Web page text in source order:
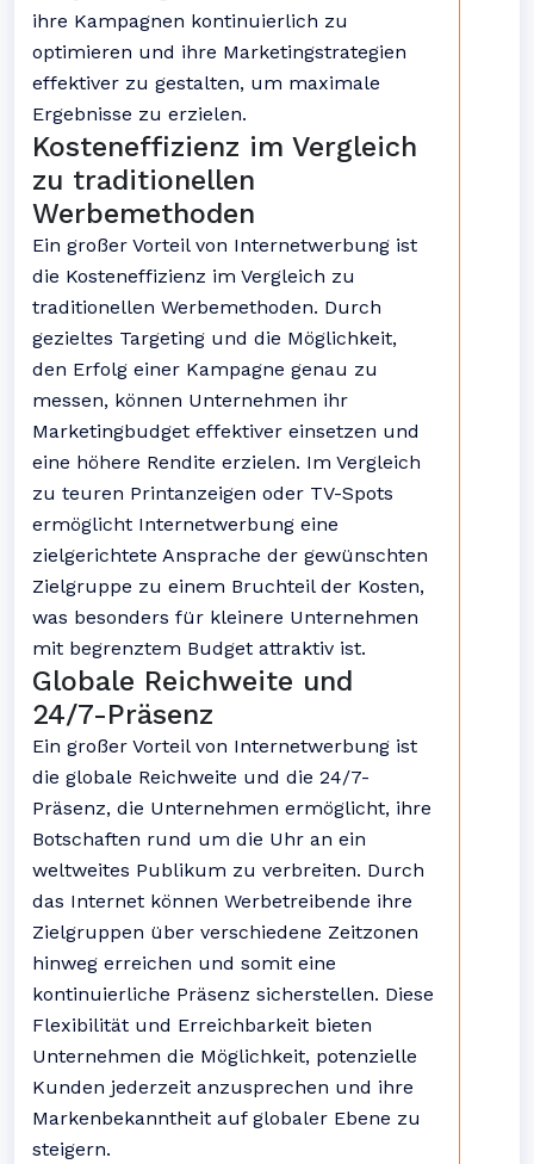
ihre Kampagnen kontinuierlich zu
optimieren und ihre Marketingstrategien
effektiver zu gestalten, um maximale
Ergebnisse zu erzielen.
Kosteneffizienz im Vergleich
zu traditionellen
Werbemethoden
Ein großer Vorteil von Internetwerbung ist
die Kosteneffizienz im Vergleich zu
traditionellen Werbemethoden. Durch
gezieltes Targeting und die Möglichkeit,
den Erfolg einer Kampagne genau zu
messen, können Unternehmen ihr
Marketingbudget effektiver einsetzen und
eine höhere Rendite erzielen. Im Vergleich
zu teuren Printanzeigen oder TV-Spots
ermöglicht Internetwerbung eine
zielgerichtete Ansprache der gewünschten
Zielgruppe zu einem Bruchteil der Kosten,
was besonders für kleinere Unternehmen
mit begrenztem Budget attraktiv ist.
Globale Reichweite und
24/7-Präsenz
Ein großer Vorteil von Internetwerbung ist
die globale Reichweite und die 24/7-
Präsenz, die Unternehmen ermöglicht, ihre
Botschaften rund um die Uhr an ein
weltweites Publikum zu verbreiten. Durch
das Internet können Werbetreibende ihre
Zielgruppen über verschiedene Zeitzonen
hinweg erreichen und somit eine
kontinuierliche Präsenz sicherstellen. Diese
Flexibilität und Erreichbarkeit bieten
Unternehmen die Möglichkeit, potenzielle
Kunden jederzeit anzusprechen und ihre
Markenbekanntheit auf globaler Ebene zu
steigern.